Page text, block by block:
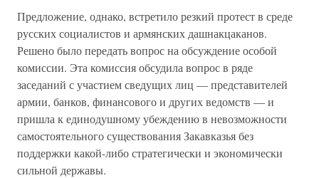
Предложение, однако, встретило резкий протест в среде
русских социалистов и армянских дашнакцаканов.
Решено было передать вопрос на обсуждение особой
комиссии. Эта комиссия обсудила вопрос в ряде
заседаний с участием сведущих лиц — представителей
армии, банков, финансового и других ведомств — и
пришла к единодушному убеждению в невозможности
самостоятельного существования Закавказья без
поддержки какой-либо стратегически и экономически
сильной державы.